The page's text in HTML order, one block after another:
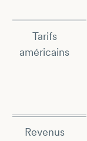
Tarifs
américains
Revenus